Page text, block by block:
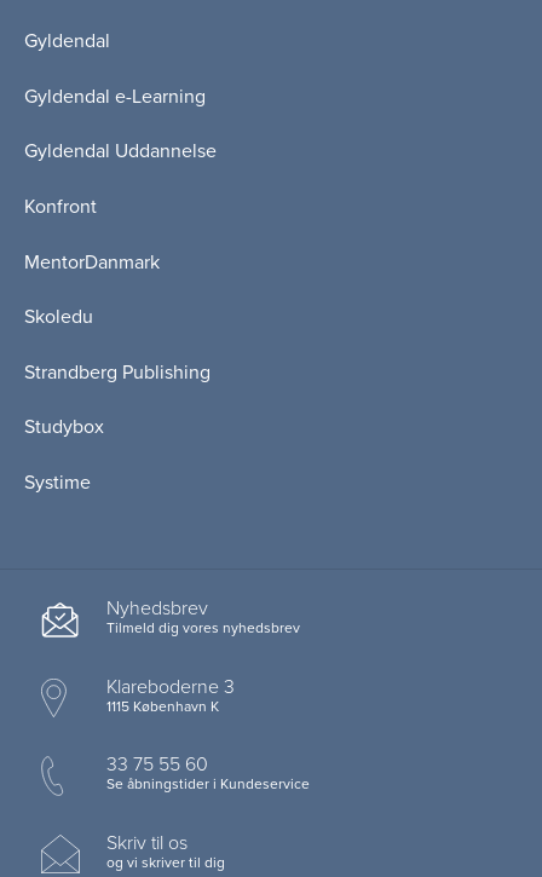
Gyldendal
Gyldendal e-Learning
Gyldendal Uddannelse
Konfront
MentorDanmark
Skoledu
Strandberg Publishing
Studybox
Systime
Nyhedsbrev
Tilmeld dig vores nyhedsbrev
Klareboderne 3
1115 København K
33 75 55 60
Se åbningstider i Kundeservice
Skriv til os
og vi skriver til dig